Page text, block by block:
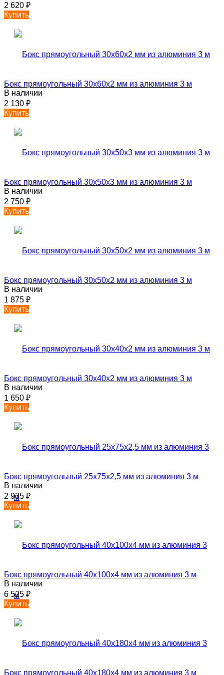
2 620 ₽
Купить
Бокс прямоугольный 30х60х2 мм из алюминия 3 м
В наличии
2 130 ₽
Купить
Бокс прямоугольный 30х50х3 мм из алюминия 3 м
В наличии
2 750 ₽
Купить
Бокс прямоугольный 30х50х2 мм из алюминия 3 м
В наличии
1 875 ₽
Купить
Бокс прямоугольный 30х40х2 мм из алюминия 3 м
В наличии
1 650 ₽
Купить
Бокс прямоугольный 25х75х2,5 мм из алюминия 3 м
В наличии
2 935 ₽
Купить
Бокс прямоугольный 40х100х4 мм из алюминия 3 м
В наличии
6 525 ₽
Купить
Бокс прямоугольный 40х180х4 мм из алюминия 3 м